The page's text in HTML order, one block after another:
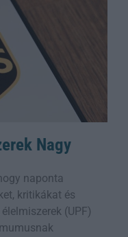
Nagy
naponta
kritikákat és
(UPF)